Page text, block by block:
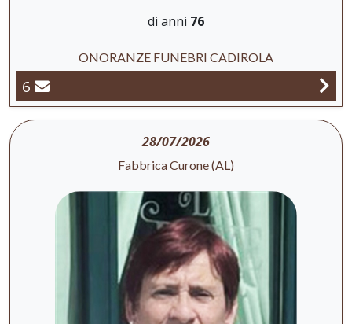
di anni 76
ONORANZE FUNEBRI CADIROLA
6
28/07/2026
Fabbrica Curone (AL)